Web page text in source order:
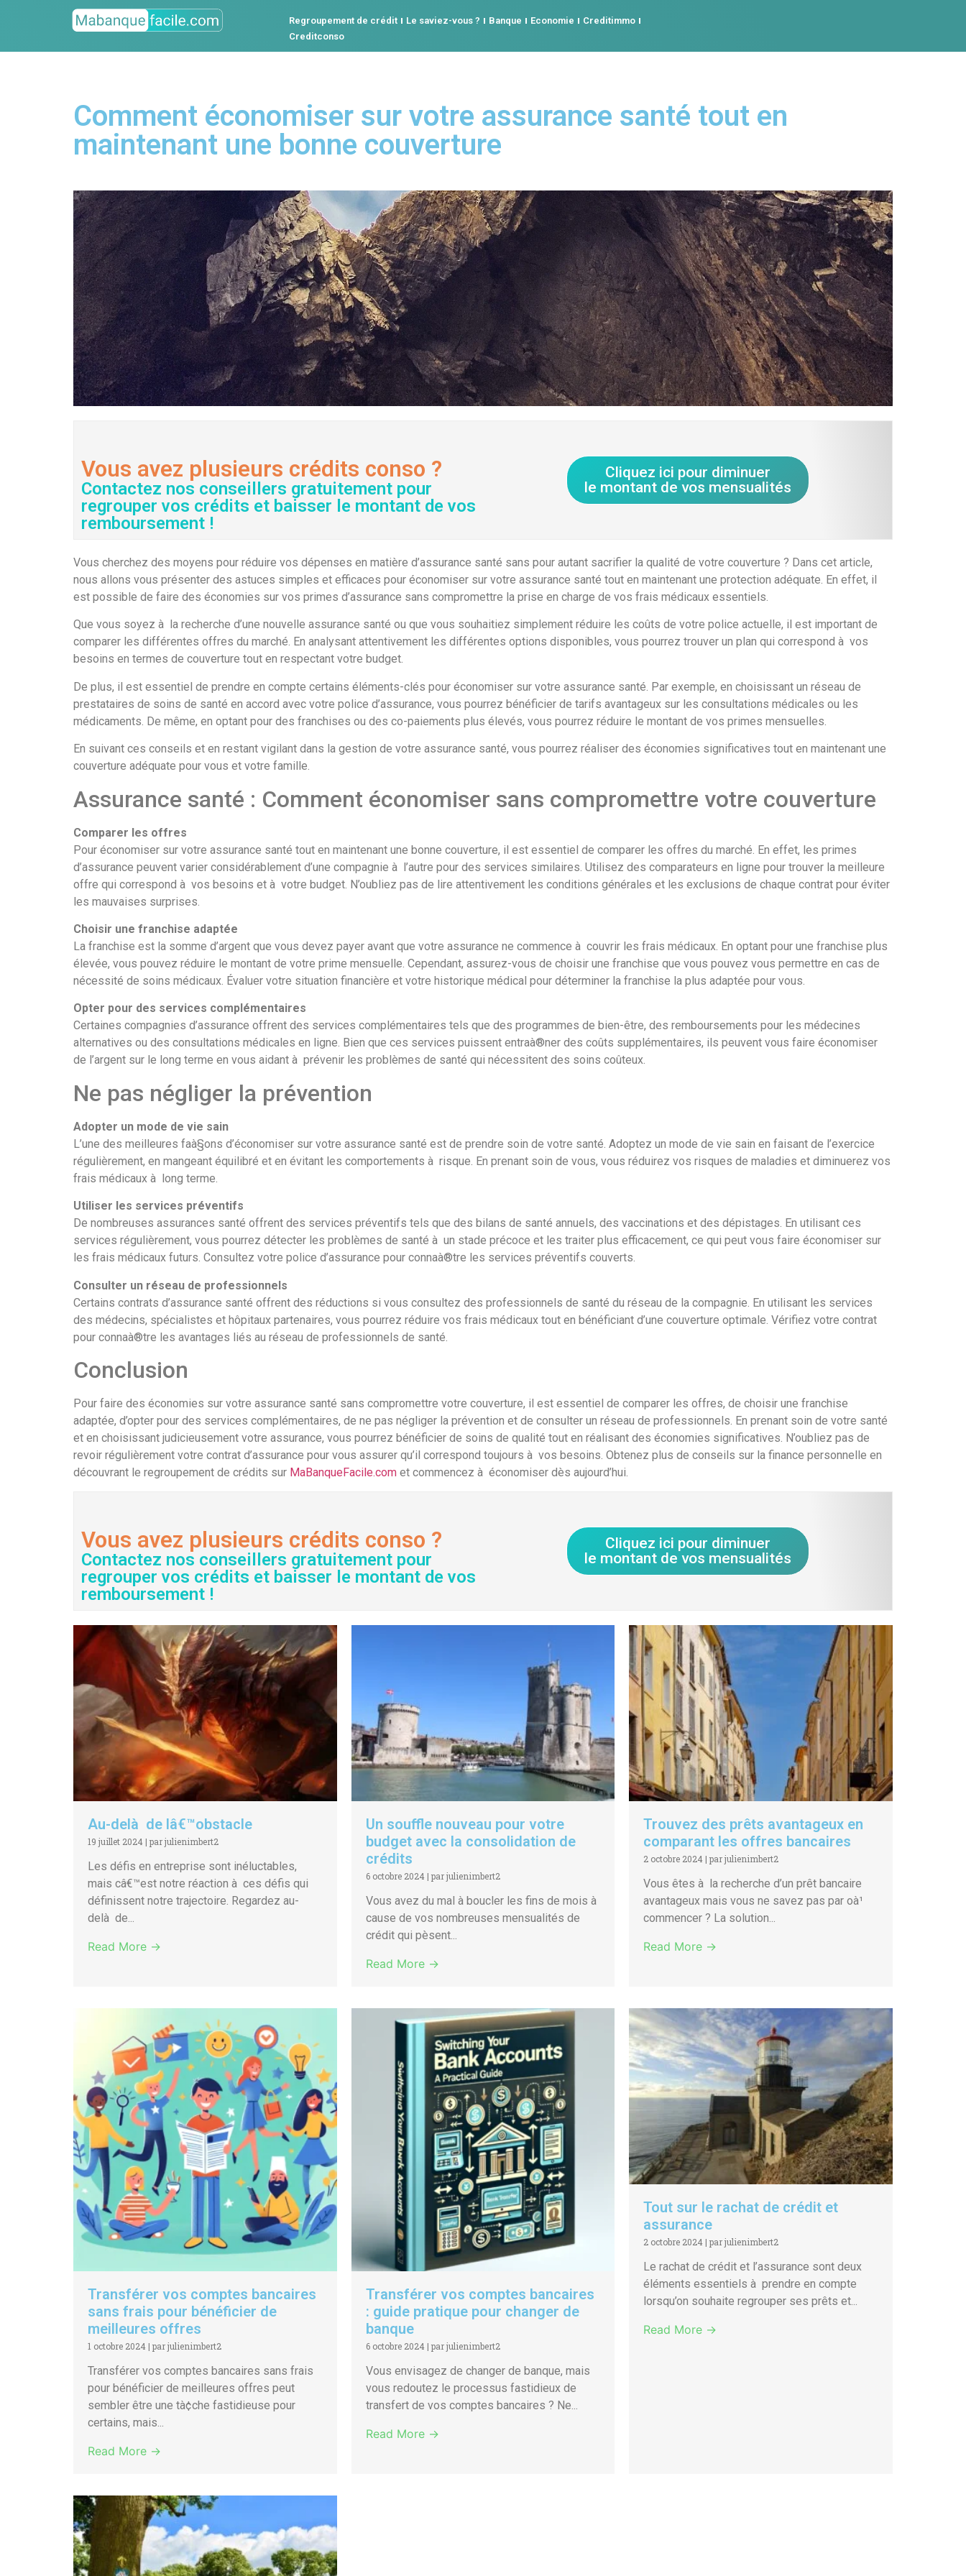
Regroupement de crédit Le saviez-vous ? Banque Economie
Creditimmo
Creditconso
Comment économiser sur votre assurance santé tout en
maintenant une bonne couverture
Vous avez plusieurs crédits conso ?
Contactez nos conseillers gratuitement pour
regrouper vos crédits et baisser le montant de vos
remboursement !
Cliquez ici pour diminuer
le montant de vos mensualités
Vous cherchez des moyens pour réduire vos dépenses en matière d’assurance santé sans pour autant sacrifier la qualité de votre couverture ? Dans cet article,
nous allons vous présenter des astuces simples et efficaces pour économiser sur votre assurance santé tout en maintenant une protection adéquate. En effet, il
est possible de faire des économies sur vos primes d’assurance sans compromettre la prise en charge de vos frais médicaux essentiels.
Que vous soyez à la recherche d’une nouvelle assurance santé ou que vous souhaitiez simplement réduire les coûts de votre police actuelle, il est important de
comparer les différentes offres du marché. En analysant attentivement les différentes options disponibles, vous pourrez trouver un plan qui correspond à vos
besoins en termes de couverture tout en respectant votre budget.
De plus, il est essentiel de prendre en compte certains éléments-clés pour économiser sur votre assurance santé. Par exemple, en choisissant un réseau de
prestataires de soins de santé en accord avec votre police d’assurance, vous pourrez bénéficier de tarifs avantageux sur les consultations médicales ou les
médicaments. De même, en optant pour des franchises ou des co-paiements plus élevés, vous pourrez réduire le montant de vos primes mensuelles.
En suivant ces conseils et en restant vigilant dans la gestion de votre assurance santé, vous pourrez réaliser des économies significatives tout en maintenant une
couverture adéquate pour vous et votre famille.
Assurance santé : Comment économiser sans compromettre votre couverture
Comparer les offres
Pour économiser sur votre assurance santé tout en maintenant une bonne couverture, il est essentiel de comparer les offres du marché. En effet, les primes
d’assurance peuvent varier considérablement d’une compagnie à l’autre pour des services similaires. Utilisez des comparateurs en ligne pour trouver la meilleure
offre qui correspond à vos besoins et à votre budget. N’oubliez pas de lire attentivement les conditions générales et les exclusions de chaque contrat pour éviter
les mauvaises surprises.
Choisir une franchise adaptée
La franchise est la somme d’argent que vous devez payer avant que votre assurance ne commence à couvrir les frais médicaux. En optant pour une franchise plus
élevée, vous pouvez réduire le montant de votre prime mensuelle. Cependant, assurez-vous de choisir une franchise que vous pouvez vous permettre en cas de
nécessité de soins médicaux. Évaluer votre situation financière et votre historique médical pour déterminer la franchise la plus adaptée pour vous.
Opter pour des services complémentaires
Certaines compagnies d’assurance offrent des services complémentaires tels que des programmes de bien-être, des remboursements pour les médecines
alternatives ou des consultations médicales en ligne. Bien que ces services puissent entraà®ner des coûts supplémentaires, ils peuvent vous faire économiser
de l’argent sur le long terme en vous aidant à prévenir les problèmes de santé qui nécessitent des soins coûteux.
Ne pas négliger la prévention
Adopter un mode de vie sain
L’une des meilleures faà§ons d’économiser sur votre assurance santé est de prendre soin de votre santé. Adoptez un mode de vie sain en faisant de l’exercice
régulièrement, en mangeant équilibré et en évitant les comportements à risque. En prenant soin de vous, vous réduirez vos risques de maladies et diminuerez vos
frais médicaux à long terme.
Utiliser les services préventifs
De nombreuses assurances santé offrent des services préventifs tels que des bilans de santé annuels, des vaccinations et des dépistages. En utilisant ces
services régulièrement, vous pourrez détecter les problèmes de santé à un stade précoce et les traiter plus efficacement, ce qui peut vous faire économiser sur
les frais médicaux futurs. Consultez votre police d’assurance pour connaà®tre les services préventifs couverts.
Consulter un réseau de professionnels
Certains contrats d’assurance santé offrent des réductions si vous consultez des professionnels de santé du réseau de la compagnie. En utilisant les services
des médecins, spécialistes et hôpitaux partenaires, vous pourrez réduire vos frais médicaux tout en bénéficiant d’une couverture optimale. Vérifiez votre contrat
pour connaà®tre les avantages liés au réseau de professionnels de santé.
Conclusion
Pour faire des économies sur votre assurance santé sans compromettre votre couverture, il est essentiel de comparer les offres, de choisir une franchise
adaptée, d’opter pour des services complémentaires, de ne pas négliger la prévention et de consulter un réseau de professionnels. En prenant soin de votre santé
et en choisissant judicieusement votre assurance, vous pourrez bénéficier de soins de qualité tout en réalisant des économies significatives. N’oubliez pas de
revoir régulièrement votre contrat d’assurance pour vous assurer qu’il correspond toujours à vos besoins. Obtenez plus de conseils sur la finance personnelle en
découvrant le regroupement de crédits sur MaBanqueFacile.com et commencez à économiser dès aujourd’hui.
Vous avez plusieurs crédits conso ?
Contactez nos conseillers gratuitement pour
regrouper vos crédits et baisser le montant de vos
remboursement !
Cliquez ici pour diminuer
le montant de vos mensualités
Au-delà de lâ€™obstacle
19 juillet 2024 | par julienimbert2
Les défis en entreprise sont inéluctables,
mais câ€™est notre réaction à ces défis qui
définissent notre trajectoire. Regardez au-
delà de...
Read More →
Un souffle nouveau pour votre
budget avec la consolidation de
crédits
6 octobre 2024 | par julienimbert2
Vous avez du mal à boucler les fins de mois à
cause de vos nombreuses mensualités de
crédit qui pèsent...
Read More →
Trouvez des prêts avantageux en
comparant les offres bancaires
2 octobre 2024 |par julienimbert2
Vous êtes à la recherche d’un prêt bancaire
avantageux mais vous ne savez pas par oà¹
commencer ? La solution...
Read More →
Transférer vos comptes bancaires
sans frais pour bénéficier de
meilleures offres
1 octobre 2024 | par julienimbert2
Transférer vos comptes bancaires sans frais
pour bénéficier de meilleures offres peut
sembler être une tà¢che fastidieuse pour
certains, mais...
Read More →
Transférer vos comptes bancaires
: guide pratique pour changer de
banque
6 octobre 2024 | par julienimbert2
Vous envisagez de changer de banque, mais
vous redoutez le processus fastidieux de
transfert de vos comptes bancaires ? Ne...
Read More →
Tout sur le rachat de crédit et
assurance
2 octobre 2024 |par julienimbert2
Le rachat de crédit et l’assurance sont deux
éléments essentiels à prendre en compte
lorsqu’on souhaite regrouper ses prêts et...
Read More →